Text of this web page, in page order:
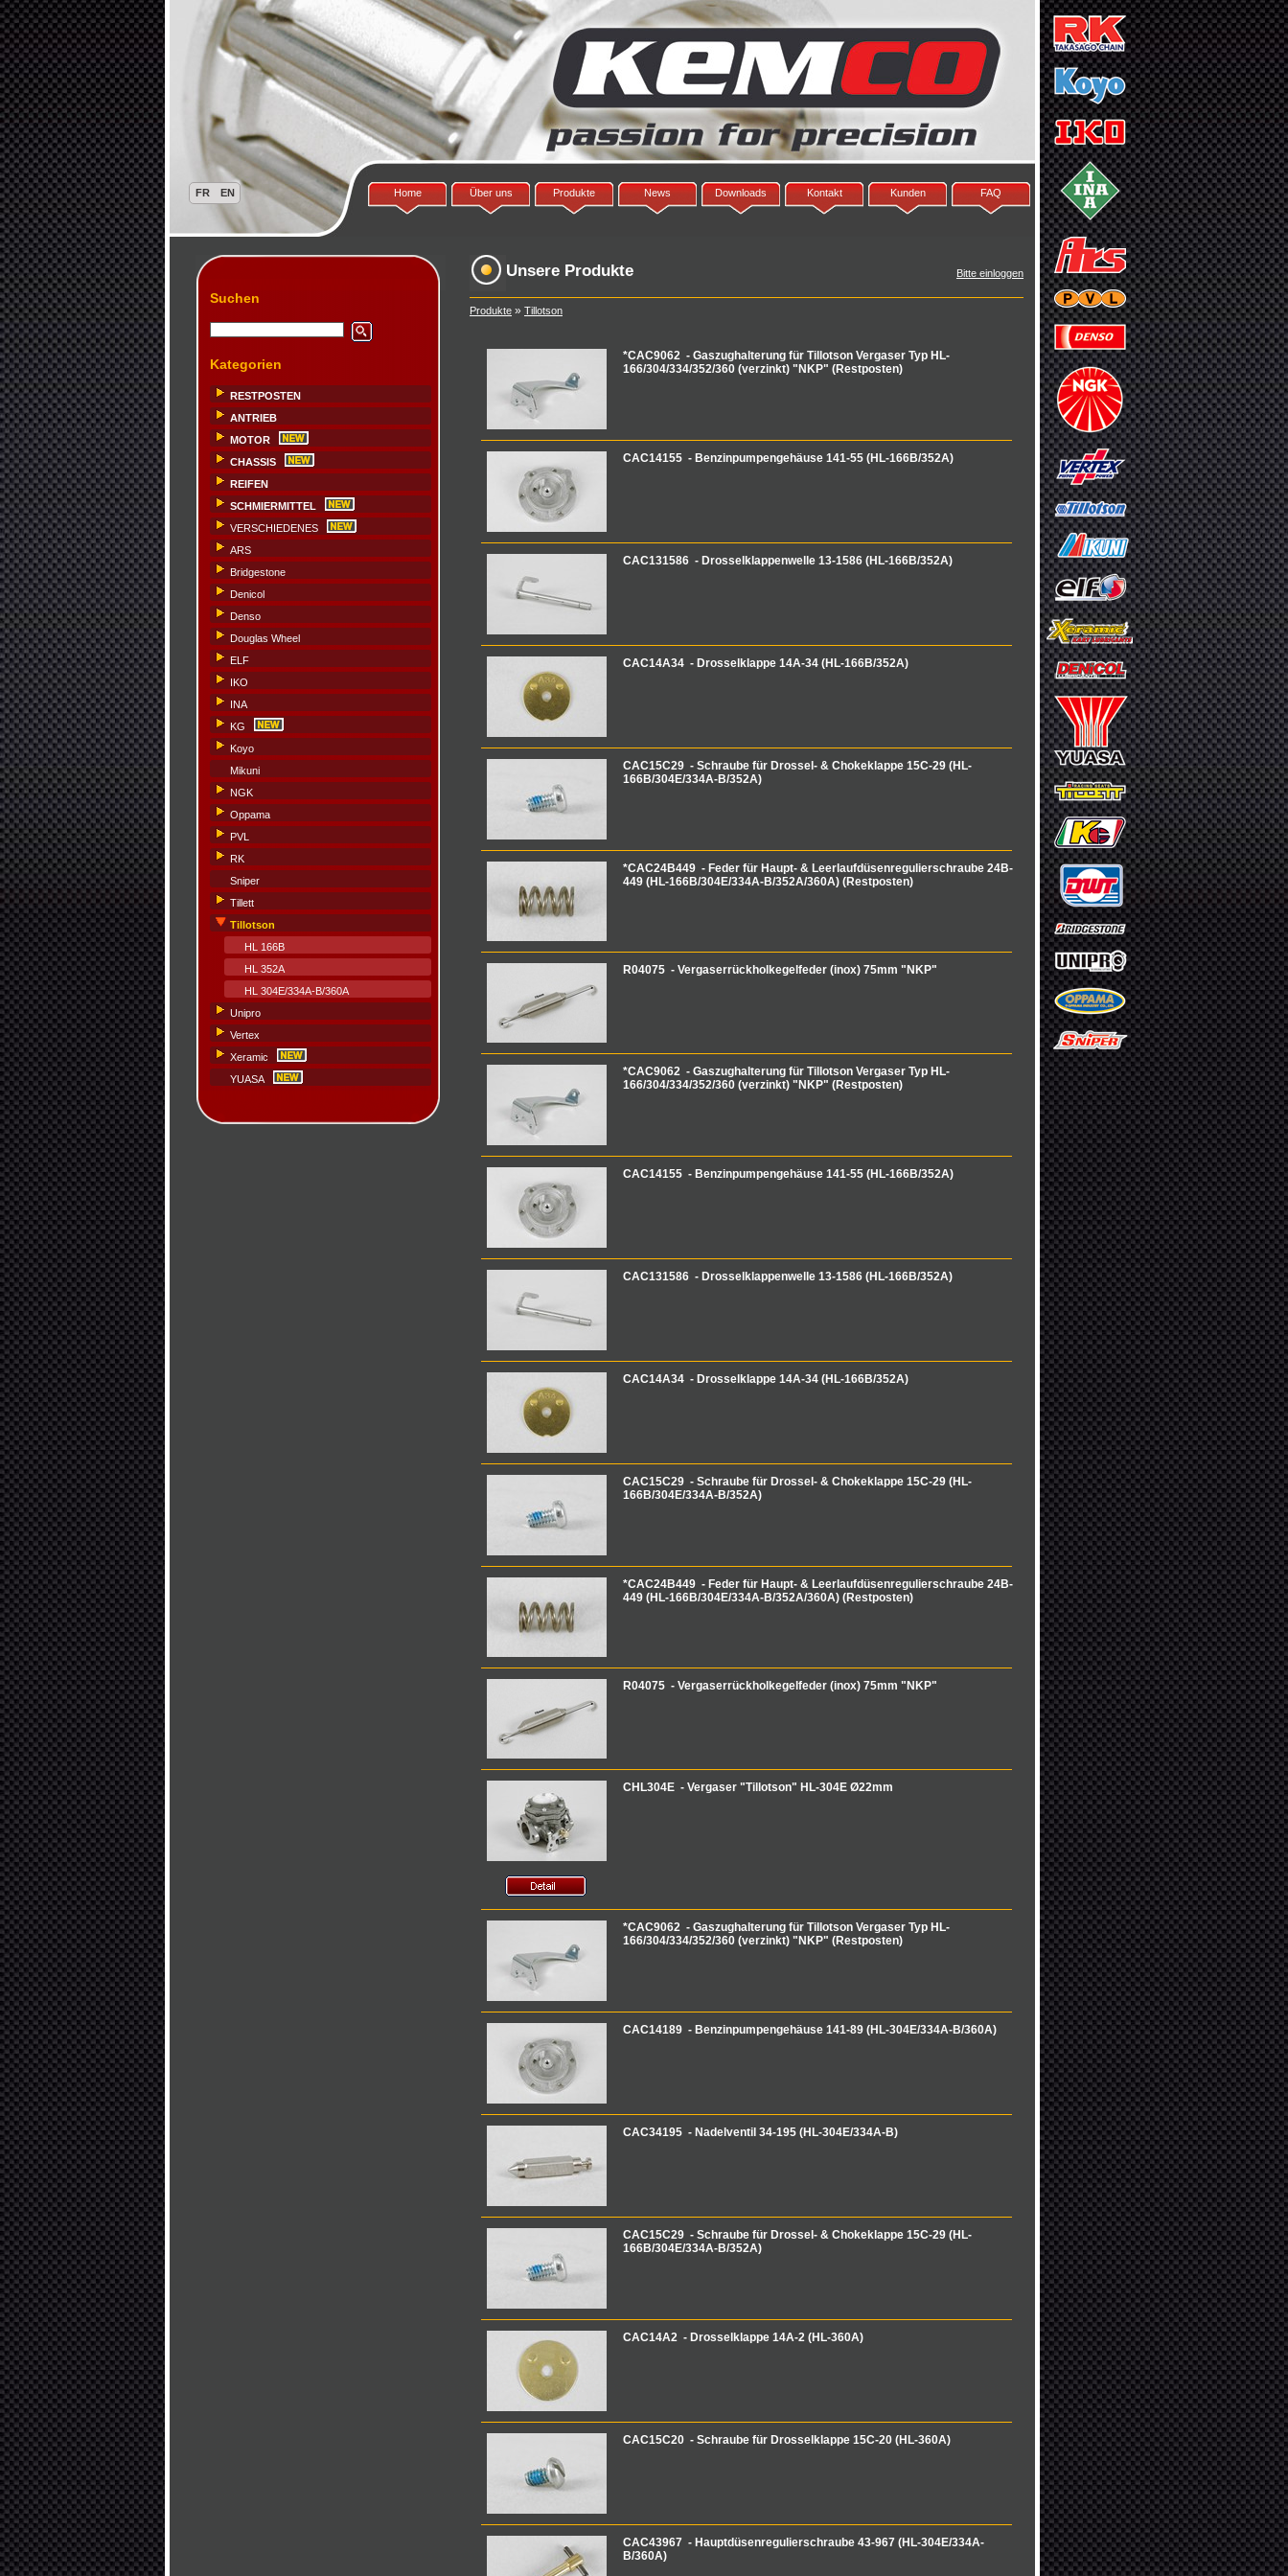
Home Über uns Produkte News Downloads Kontakt Kunden FAQ
Suchen
Kategorien
RESTPOSTEN
ANTRIEB
MOTOR
CHASSIS
REIFEN
SCHMIERMITTEL
VERSCHIEDENES
ARS
Bridgestone
Denicol
Denso
Douglas Wheel
ELF
IKO
INA
KG
Koyo
Mikuni
NGK
Oppama
PVL
RK
Sniper
Tillett
Tillotson
HL 166B
HL 352A
HL 304E/334A-B/360A
Unipro
Vertex
Xeramic
YUASA
Unsere Produkte Bitte einloggen
Produkte » Tillotson
*CAC9062 - Gaszughalterung für Tillotson Vergaser Typ HL-
166/304/334/352/360 (verzinkt) "NKP" (Restposten)
CAC14155 - Benzinpumpengehäuse 141-55 (HL-166B/352A)
CAC131586 - Drosselklappenwelle 13-1586 (HL-166B/352A)
CAC14A34 - Drosselklappe 14A-34 (HL-166B/352A)
CAC15C29 - Schraube für Drossel- & Chokeklappe 15C-29 (HL-
166B/304E/334A-B/352A)
*CAC24B449 - Feder für Haupt- & Leerlaufdüsenregulierschraube 24B-
449 (HL-166B/304E/334A-B/352A/360A) (Restposten)
R04075 - Vergaserrückholkegelfeder (inox) 75mm "NKP"
*CAC9062 - Gaszughalterung für Tillotson Vergaser Typ HL-
166/304/334/352/360 (verzinkt) "NKP" (Restposten)
CAC14155 - Benzinpumpengehäuse 141-55 (HL-166B/352A)
CAC131586 - Drosselklappenwelle 13-1586 (HL-166B/352A)
CAC14A34 - Drosselklappe 14A-34 (HL-166B/352A)
CAC15C29 - Schraube für Drossel- & Chokeklappe 15C-29 (HL-
166B/304E/334A-B/352A)
*CAC24B449 - Feder für Haupt- & Leerlaufdüsenregulierschraube 24B-
449 (HL-166B/304E/334A-B/352A/360A) (Restposten)
R04075 - Vergaserrückholkegelfeder (inox) 75mm "NKP"
CHL304E - Vergaser "Tillotson" HL-304E Ø22mm
*CAC9062 - Gaszughalterung für Tillotson Vergaser Typ HL-
166/304/334/352/360 (verzinkt) "NKP" (Restposten)
CAC14189 - Benzinpumpengehäuse 141-89 (HL-304E/334A-B/360A)
CAC34195 - Nadelventil 34-195 (HL-304E/334A-B)
CAC15C29 - Schraube für Drossel- & Chokeklappe 15C-29 (HL-
166B/304E/334A-B/352A)
CAC14A2 - Drosselklappe 14A-2 (HL-360A)
CAC15C20 - Schraube für Drosselklappe 15C-20 (HL-360A)
CAC43967 - Hauptdüsenregulierschraube 43-967 (HL-304E/334A-
B/360A)